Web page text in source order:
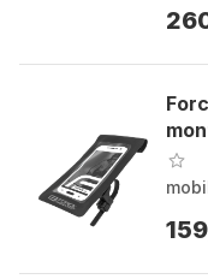
regionen, men
konkurrenter.
som vektlegger
slitestyrke fremfor
vekt eller avansert
stier.
159